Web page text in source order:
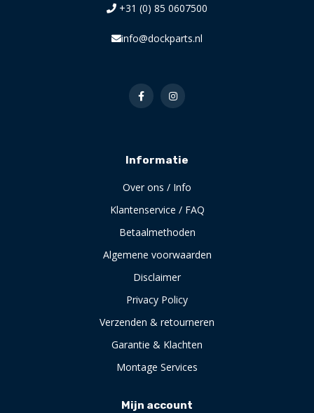
+31 (0) 85 0607500
info@dockparts.nl
Informatie
Over ons / Info
Klantenservice / FAQ
Betaalmethoden
Algemene voorwaarden
Disclaimer
Privacy Policy
Verzenden & retourneren
Garantie & Klachten
Montage Services
Mijn account